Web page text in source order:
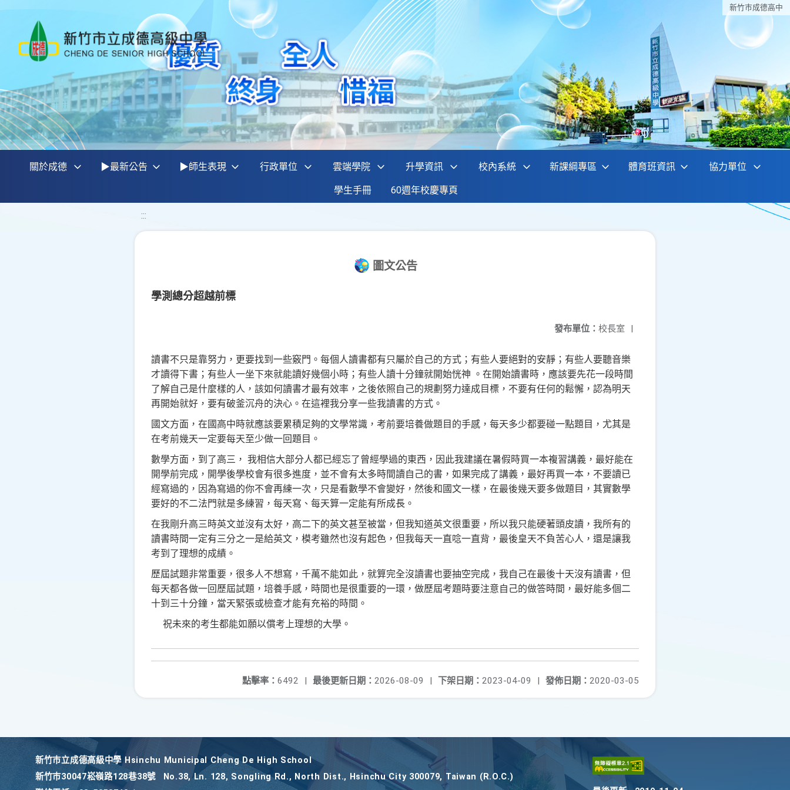
新竹巿成德高中
關於成德 ▶最新公告 ▶師生表現 行政單位 雲端學院 升學資訊 校內系統 新課綱專區 體育班資訊 協力單位
學生手冊 60週年校慶專頁
:::
圖文公告
學測總分超越前標
發布單位： 校長室 |
讀書不只是靠努力，更要找到一些竅門。每個人讀書都有只屬於自己的方式；有些人要絕對的安靜；有些人要聽音樂
才讀得下書；有些人一坐下來就能讀好幾個小時；有些人讀十分鐘就開始恍神 。在開始讀書時，應該要先花一段時間
了解自己是什麼樣的人，該如何讀書才最有效率，之後依照自己的規劃努力達成目標，不要有任何的鬆懈，認為明天
再開始就好，要有破釜沉舟的決心。在這裡我分享一些我讀書的方式。
國文方面，在國高中時就應該要累積足夠的文學常識，考前要培養做題目的手感，每天多少都要碰一點題目，尤其是
在考前幾天一定要每天至少做一回題目。
數學方面，到了高三， 我相信大部分人都已經忘了曾經學過的東西，因此我建議在暑假時買一本複習講義，最好能在
開學前完成，開學後學校會有很多進度，並不會有太多時間讀自己的書，如果完成了講義，最好再買一本，不要讀已
經寫過的，因為寫過的你不會再練一次，只是看數學不會變好，然後和國文一樣，在最後幾天要多做題目，其實數學
要好的不二法門就是多練習，每天寫、每天算一定能有所成長。
在我剛升高三時英文並沒有太好，高二下的英文甚至被當，但我知道英文很重要，所以我只能硬著頭皮讀，我所有的
讀書時間一定有三分之一是給英文，模考雖然也沒有起色，但我每天一直唸一直背，最後皇天不負苦心人，還是讓我
考到了理想的成績。
歷屆試題非常重要，很多人不想寫，千萬不能如此，就算完全沒讀書也要抽空完成，我自己在最後十天沒有讀書，但
每天都各做一回歷屆試題，培養手感，時間也是很重要的一環，做歷屆考題時要注意自己的做答時間，最好能多個二
十到三十分鐘，當天緊張或檢查才能有充裕的時間。
祝未來的考生都能如願以償考上理想的大學。
發佈日期： 2020-03-05
下架日期： 2023-04-09 |
最後更新日期： 2026-08-09 |
點擊率： 6492 |
新竹巿立成德高級中學 Hsinchu Municipal Cheng De High School
新竹巿30047崧嶺路128巷38號
No.38, Ln. 128, Songling Rd., North Dist., Hsinchu City 300079, Taiwan (R.O.C.)